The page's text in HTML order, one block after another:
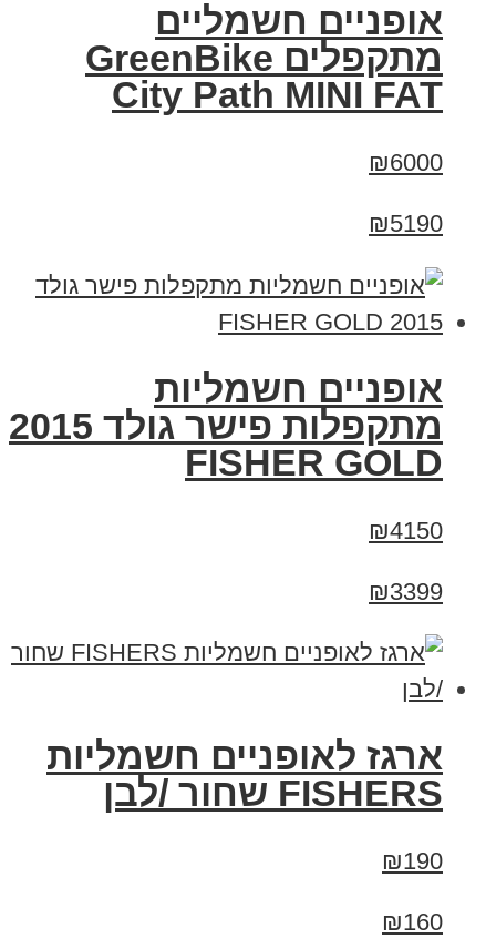
אופניים חשמליים
‏מתקפלים GreenBike
City Path MINI FAT
₪6000
₪5190
אופניים חשמליות
מתקפלות פישר גולד 2015
FISHER GOLD
₪4150
₪3399
ארגז לאופניים חשמליות
FISHERS שחור /לבן
₪190
₪160